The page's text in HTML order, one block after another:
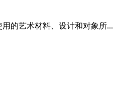
的艺术材料、设计和对象所...